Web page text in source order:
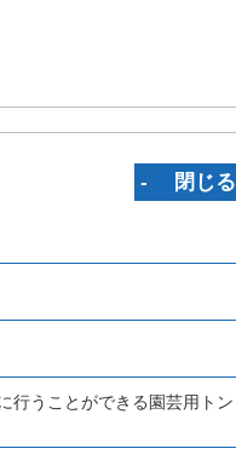
‐ 閉じる
行うことができる園芸用トン